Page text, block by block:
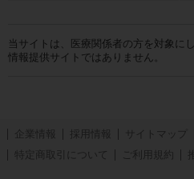
当サイトは、医療関係者の方を対象に
情報提供サイトではありません。
企業情報 採用情報 サイトマップ
特定商取引について
ご利用規約